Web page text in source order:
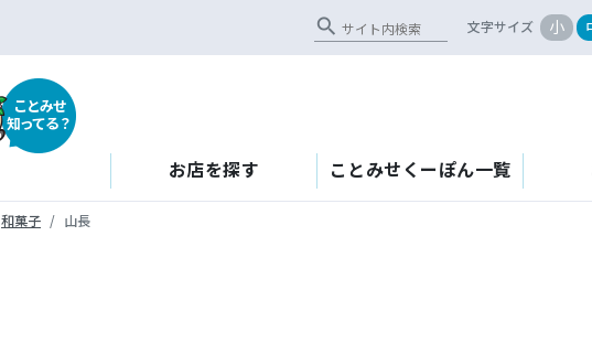
search 文字サイズ 小
ことみせ
知ってる？
お店を探す ことみせくーぽん一覧
和菓子 山長